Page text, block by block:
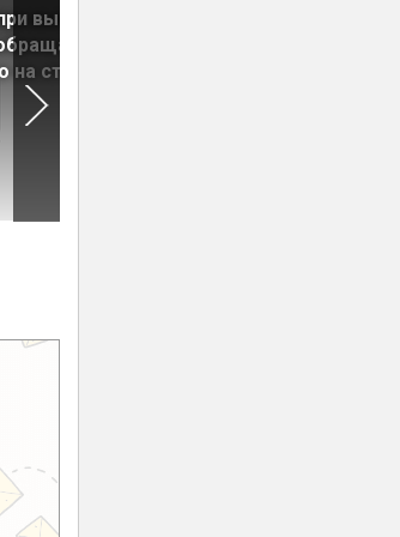
выборе
ставки